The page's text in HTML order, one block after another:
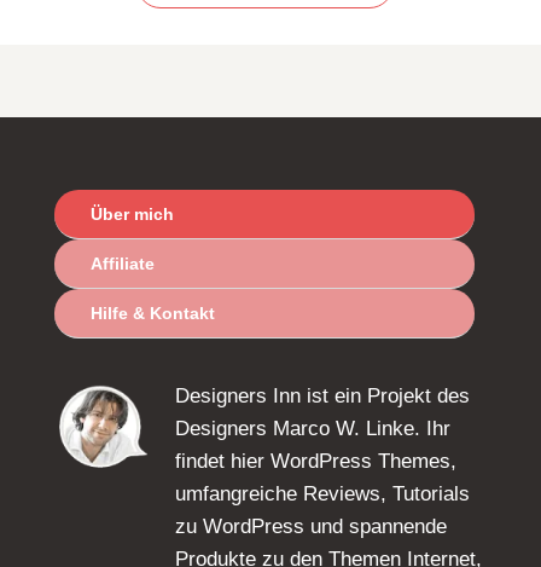
Über mich
Affiliate
Hilfe & Kontakt
Designers Inn ist ein Projekt des
Designers Marco W. Linke. Ihr
findet hier WordPress Themes,
umfangreiche Reviews, Tutorials
zu WordPress und spannende
Produkte zu den Themen Internet,